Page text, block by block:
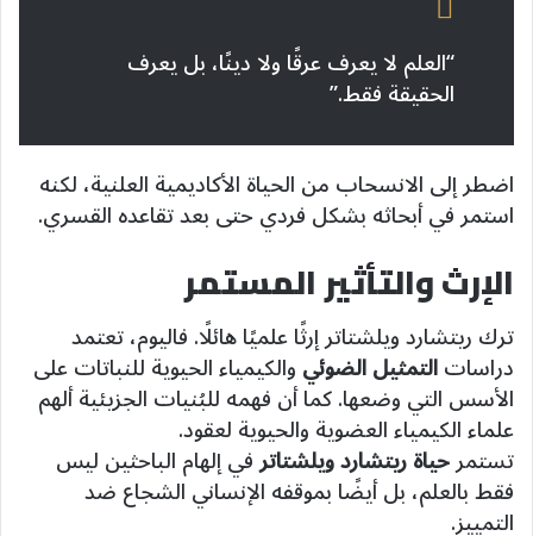
“العلم لا يعرف عرقًا ولا دينًا، بل يعرف
الحقيقة فقط.”
اضطر إلى الانسحاب من الحياة الأكاديمية العلنية، لكنه
استمر في أبحاثه بشكل فردي حتى بعد تقاعده القسري.
الإرث والتأثير المستمر
ترك ريتشارد ويلشتاتر إرثًا علميًا هائلًا. فاليوم، تعتمد
دراساتالتمثيل الضوئيوالكيمياء الحيوية للنباتات على
الأسس التي وضعها. كما أن فهمه للبُنيات الجزيئية ألهم
علماء الكيمياء العضوية والحيوية لعقود.
تستمرحياة ريتشارد ويلشتاترفي إلهام الباحثين ليس
فقط بالعلم، بل أيضًا بموقفه الإنساني الشجاع ضد
التمييز.